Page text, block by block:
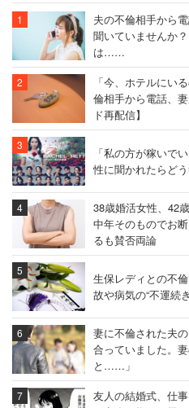
夫の不倫相手から
聞いていませんか
は……
「今、ホテルにい
倫相手から電話、
ド再配信】
「私の方が稼いで
性に聞かれたらど
38歳婚活女性、42
中年そのものでお
るも賛否両論
生保レディとの不
故や病気の“不運続
妻に不倫された夫
合っていました。
と……」
友人の結婚式、仕